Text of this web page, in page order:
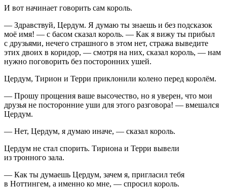
И вот начинает говорить сам король.
— Здравствуй, Цердум. Я думаю ты знаешь и без подсказок
моё имя! — с басом сказал король. — Как я вижу ты прибыл
с друзьями, нечего страшного в этом нет, стража выведите
этих двоих в коридор, — смотря на них, сказал король, — нам
нужно поговорить без посторонних ушей.
Цердум, Тирион и Терри приклонили колено перед королём.
— Прошу прощения ваше высочество, но я уверен, что мои
друзья не посторонние уши для этого разговора! — вмешался
Цердум.
— Нет, Цердум, я думаю иначе, — сказал король.
Цердум не стал спорить. Тириона и Терри вывели
из тронного зала.
— Как ты думаешь Цердум, зачем я, пригласил тебя
в Ноттингем, а именно ко мне, — спросил король.